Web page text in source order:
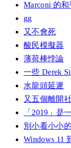
Marconi 的
gg
又不會死
酸民模擬器
薄荷棒悖論
一些 Derek
水龍頭延遲
又五個離開
「2019」是
別小看小小
Windows 11